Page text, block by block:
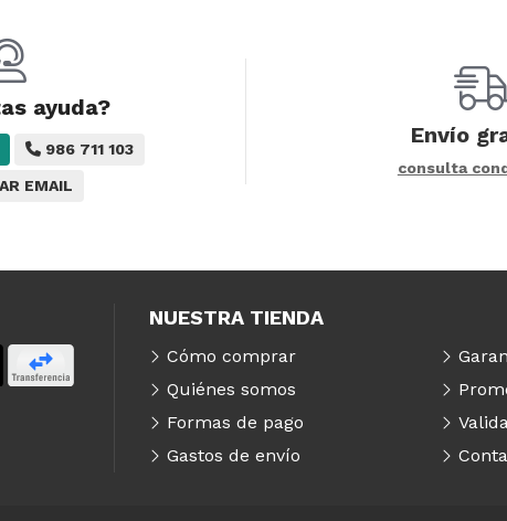
ayuda?
986 711 103
EMAIL
Envío
consulta
NUESTRA TIENDA
Cómo comprar
Quiénes somos
Formas de pago
Gastos de envío